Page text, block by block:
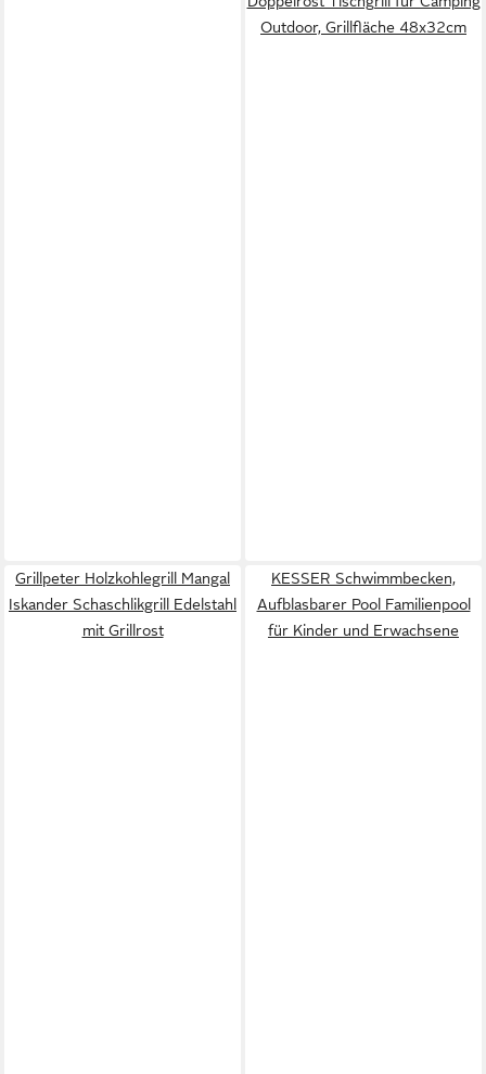
Outdoor, Grillfläche 48x32cm
Grillpeter Holzkohlegrill Mangal
Iskander Schaschlikgrill Edelstahl
mit Grillrost
KESSER Schwimmbecken,
Aufblasbarer Pool Familienpool
für Kinder und Erwachsene